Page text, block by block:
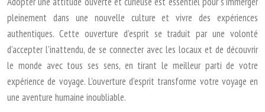
pleinement dans une nouvelle culture et vivre des expériences
authentiques. Cette ouverture d’esprit se traduit par une volonté
d’accepter l’inattendu, de se connecter avec les locaux et de découvrir
le monde avec tous ses sens, en tirant le meilleur parti de votre
expérience de voyage. L’ouverture d’esprit transforme votre voyage en
une aventure humaine inoubliable.